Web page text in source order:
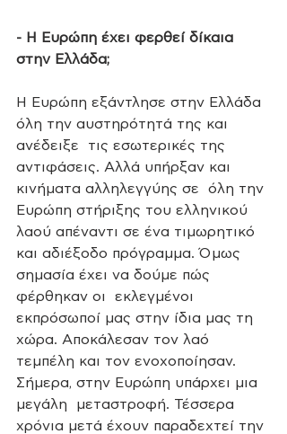
- Η Ευρώπη έχει φερθεί δίκαια
στην Ελλάδα;
Η Ευρώπη εξάντλησε στην Ελλάδα
όλη την αυστηρότητά της και
ανέδειξε  τις εσωτερικές της
αντιφάσεις. Αλλά υπήρξαν και
κινήματα αλληλεγγύης σε  όλη την
Ευρώπη στήριξης του ελληνικού
λαού απέναντι σε ένα τιμωρητικό
και αδιέξοδο πρόγραμμα. Όμως
σημασία έχει να δούμε πώς
φέρθηκαν οι  εκλεγμένοι
εκπρόσωποί μας στην ίδια μας τη
χώρα. Αποκάλεσαν τον λαό
τεμπέλη και τον ενοχοποίησαν.
Σήμερα, στην Ευρώπη υπάρχει μια
μεγάλη  μεταστροφή. Τέσσερα
χρόνια μετά έχουν παραδεχτεί την